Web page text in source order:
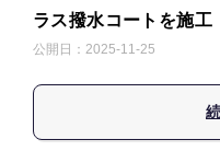
ラス撥水コートを施工
公開日： 2025-11-25